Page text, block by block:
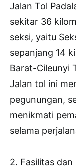
Jalan Tol
sekitar 36
seksi, yaitu
sepanjang 14
Barat-Cileunyi
Jalan tol ini
pegunungan,
menikmati
selama
2. Fasilitas dan